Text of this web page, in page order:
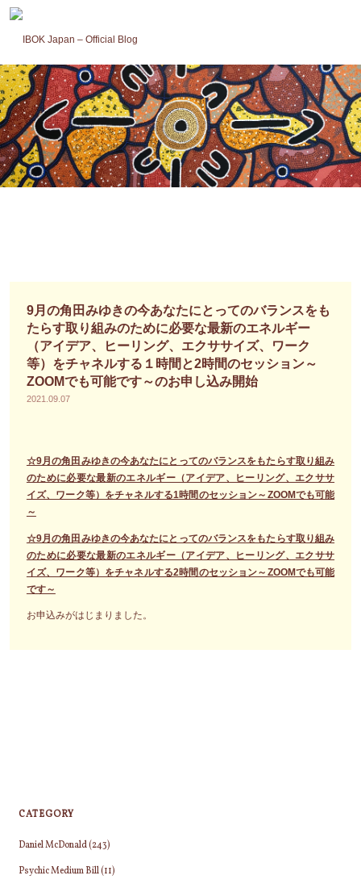
ツ
へ
ス
キ
ッ
プ
9月の角田みゆきの今あなたにとってのバランスをも
たらす取り組みのために必要な最新のエネルギー
（アイデア、ヒーリング、エクササイズ、ワーク
等）をチャネルする１時間と2時間のセッション～
ZOOMでも可能です～のお申し込み開始
2021.09.07
☆9月の角田みゆきの今あなたにとってのバランスをもたらす取り組み
のために必要な最新のエネルギー（アイデア、ヒーリング、エクササ
イズ、ワーク等）をチャネルする1時間のセッション～ZOOMでも可能
～
☆9月の角田みゆきの今あなたにとってのバランスをもたらす取り組み
のために必要な最新のエネルギー（アイデア、ヒーリング、エクササ
イズ、ワーク等）をチャネルする2時間のセッション～ZOOMでも可能
です～
お申込みがはじまりました。
CATEGORY
Daniel McDonald(243)
Psychic Medium Bill(11)